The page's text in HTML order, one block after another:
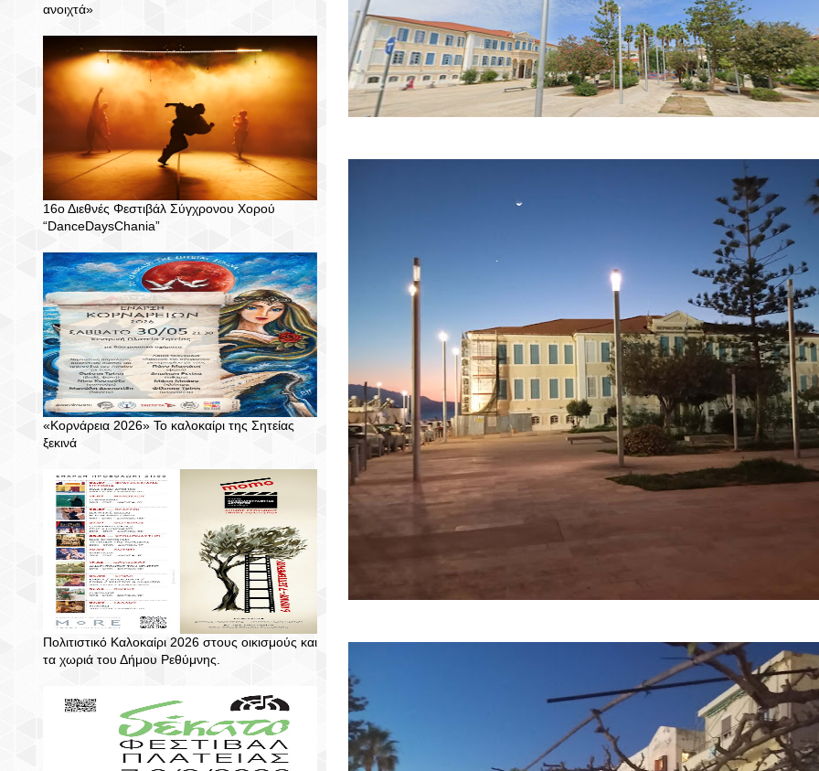
ανοιχτά»
16ο Διεθνές Φεστιβάλ Σύγχρονου Χορού
“DanceDaysChania”
«Κορνάρεια 2026» Το καλοκαίρι της Σητείας
ξεκινά
Πολιτιστικό Καλοκαίρι 2026 στους οικισμούς και
τα χωριά του Δήμου Ρεθύμνης.